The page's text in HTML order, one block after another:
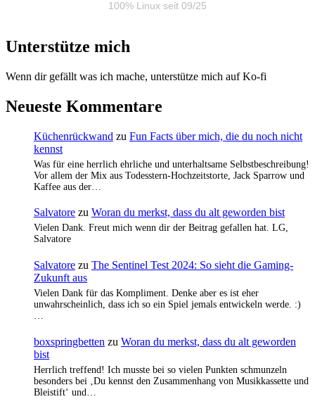
100% Linux seit 09/25
Unterstütze mich
Wenn dir gefällt was ich mache, unterstütze mich auf Ko-fi
Neueste Kommentare
Küchenrückwand zu Fun Facts über mich, die du noch nicht
kennst
Was für eine herrlich ehrliche und unterhaltsame Selbstbeschreibung!
Vor allem der Mix aus Todesstern-Hochzeitstorte, Jack Sparrow und
Kaffee aus der…
Salvatore zu Woran du merkst, dass du alt geworden bist
Vielen Dank. Freut mich wenn dir der Beitrag gefallen hat. LG,
Salvatore
Salvatore zu The Sentinel Test 2024: So sieht die Gaming-
Zukunft aus
Vielen Dank für das Kompliment. Denke aber es ist eher
unwahrscheinlich, dass ich so ein Spiel jemals entwickeln werde. :)
boxspringbetten zu Woran du merkst, dass du alt geworden
bist
Herrlich treffend! Ich musste bei so vielen Punkten schmunzeln
besonders bei ‚Du kennst den Zusammenhang von Musikkassette und
Bleistift‘ und…